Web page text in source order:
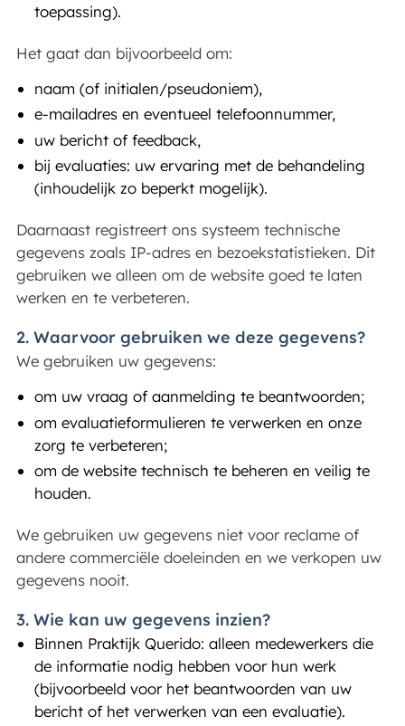
toepassing).
Het gaat dan bijvoorbeeld om:
naam (of initialen/pseudoniem),
e-mailadres en eventueel telefoonnummer,
uw bericht of feedback,
bij evaluaties: uw ervaring met de behandeling
(inhoudelijk zo beperkt mogelijk).
Daarnaast registreert ons systeem technische
gegevens zoals IP-adres en bezoekstatistieken. Dit
gebruiken we alleen om de website goed te laten
werken en te verbeteren.
2. Waarvoor gebruiken we deze gegevens?
We gebruiken uw gegevens:
om uw vraag of aanmelding te beantwoorden;
om evaluatieformulieren te verwerken en onze
zorg te verbeteren;
om de website technisch te beheren en veilig te
houden.
We gebruiken uw gegevens niet voor reclame of
andere commerciële doeleinden en we verkopen uw
gegevens nooit.
3. Wie kan uw gegevens inzien?
Binnen Praktijk Querido: alleen medewerkers die
de informatie nodig hebben voor hun werk
(bijvoorbeeld voor het beantwoorden van uw
bericht of het verwerken van een evaluatie).